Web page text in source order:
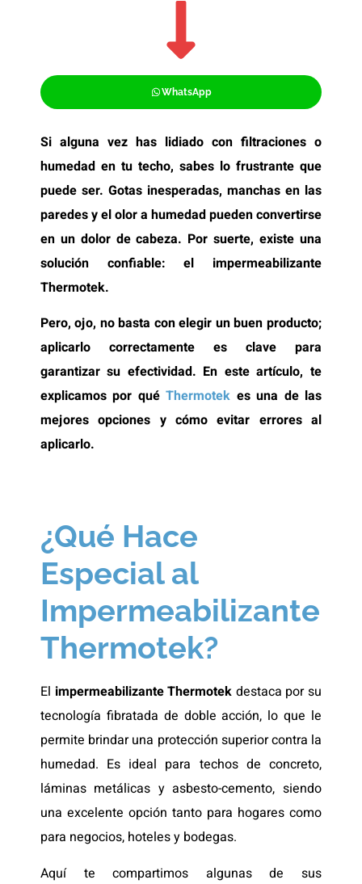
WhatsApp
Si alguna vez has lidiado con filtraciones o
humedad en tu techo, sabes lo frustrante que
puede ser. Gotas inesperadas, manchas en las
paredes y el olor a humedad pueden convertirse
en un dolor de cabeza. Por suerte, existe una
solución confiable: el impermeabilizante
Thermotek.
Pero, ojo, no basta con elegir un buen producto;
aplicarlo correctamente es clave para
garantizar su efectividad. En este artículo, te
explicamos por quéThermotek es una de las
mejores opciones y cómo evitar errores al
aplicarlo.
¿Qué Hace
Especial al
Impermeabilizante
Thermotek?
El impermeabilizante Thermotek destaca por su
tecnología fibratada de doble acción, lo que le
permite brindar una protección superior contra la
humedad. Es ideal para techos de concreto,
láminas metálicas y asbesto-cemento, siendo
una excelente opción tanto para hogares como
para negocios, hoteles y bodegas.
Aquí te compartimos algunas de sus